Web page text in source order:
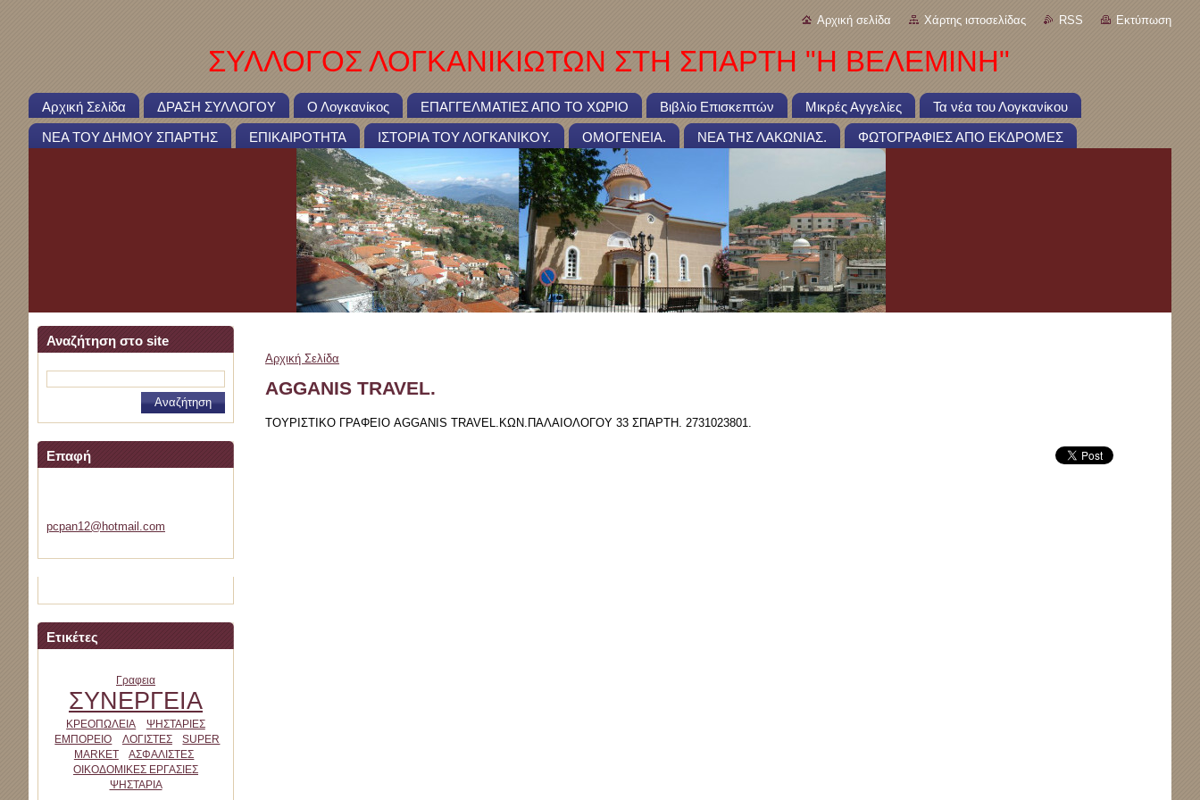
Αρχική σελίδα Χάρτης ιστοσελίδας RSS Εκτύπωση
ΣΥΛΛΟΓΟΣ ΛΟΓΚΑΝΙΚΙΩΤΩΝ ΣΤΗ ΣΠΑΡΤΗ "Η ΒΕΛΕΜΙΝΗ"
Αρχική Σελίδα ΔΡΑΣΗ ΣΥΛΛΟΓΟΥ Ο Λογκανίκος ΕΠΑΓΓΕΛΜΑΤΙΕΣ ΑΠΟ ΤΟ ΧΩΡΙΟ Βιβλίο Επισκεπτών Μικρές Αγγελίες Τα νέα του Λογκανίκου
ΝΕΑ ΤΟΥ ΔΗΜΟΥ ΣΠΑΡΤΗΣ ΕΠΙΚΑΙΡΟΤΗΤΑ ΙΣΤΟΡΙΑ ΤΟΥ ΛΟΓΚΑΝΙΚΟΥ. ΟΜΟΓΕΝΕΙΑ. ΝΕΑ ΤΗΣ ΛΑΚΩΝΙΑΣ. ΦΩΤΟΓΡΑΦΙΕΣ ΑΠΟ ΕΚΔΡΟΜΕΣ
Αναζήτηση στο site
Επαφή
pcpan12@ hotmail.com
Ετικέτες
Γραφεια
ΣΥΝΕΡΓΕΙΑ
ΚΡΕΟΠΩΛΕΙΑ
ΨΗΣΤΑΡΙΕΣ
ΕΜΠΟΡΕΙΟ
ΛΟΓΙΣΤΕΣ
SUPER
MARKET
ΑΣΦΑΛΙΣΤΕΣ
ΟΙΚΟΔΟΜΙΚΕΣ ΕΡΓΑΣΙΕΣ
ΨΗΣΤΑΡΙΑ
Αρχική Σελίδα
AGGANIS TRAVEL.
ΤΟΥΡΙΣΤΙΚΟ ΓΡΑΦΕΙΟ AGGANIS TRAVEL.ΚΩΝ.ΠΑΛΑΙΟΛΟΓΟΥ 33 ΣΠΑΡΤΗ. 2731023801.